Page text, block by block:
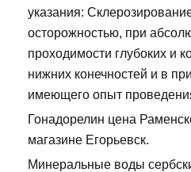
указания:
осторожностью, при
проходимости глубоких и
нижних конечностей и в
имеющего опыт
Гонадорелин цена
магазине Егорьевск.
Минеральные воды